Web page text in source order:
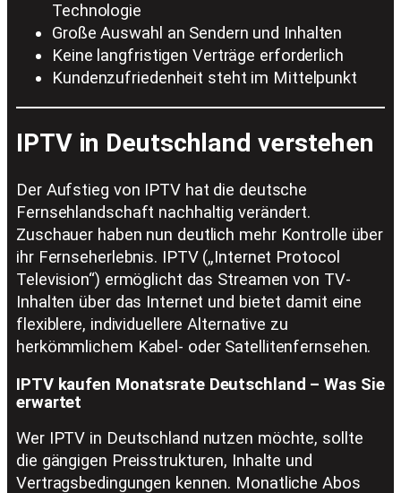
Technologie
Große Auswahl an Sendern und Inhalten
Keine langfristigen Verträge erforderlich
Kundenzufriedenheit steht im Mittelpunkt
IPTV in Deutschland verstehen
Der Aufstieg von IPTV hat die deutsche
Fernsehlandschaft nachhaltig verändert.
Zuschauer haben nun deutlich mehr Kontrolle über
ihr Fernseherlebnis. IPTV („Internet Protocol
Television“) ermöglicht das Streamen von TV-
Inhalten über das Internet und bietet damit eine
flexiblere, individuellere Alternative zu
herkömmlichem Kabel- oder Satellitenfernsehen.
IPTV kaufen Monatsrate Deutschland – Was Sie
erwartet
Wer IPTV in Deutschland nutzen möchte, sollte
die gängigen Preisstrukturen, Inhalte und
Vertragsbedingungen kennen. Monatliche Abos